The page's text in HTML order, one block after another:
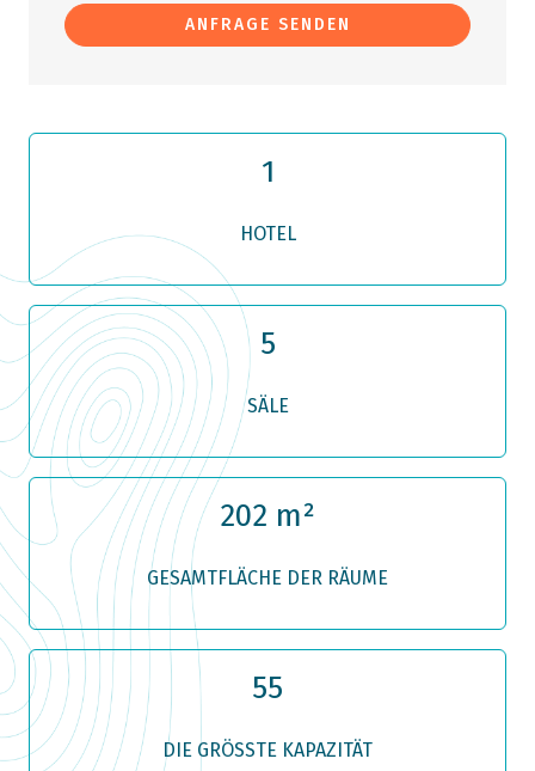
ANFRAGE SENDEN
1
HOTEL
5
SÄLE
202 m²
GESAMTFLÄCHE DER RÄUME
55
DIE GRÖSSTE KAPAZITÄT